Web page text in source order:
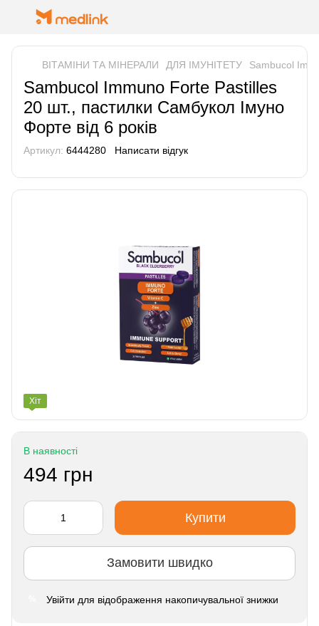
ВІТАМІНИ ТА МІНЕРАЛИ ДЛЯ ІМУНІТЕТУ Sambucol
Sambucol Immuno Forte Pastilles
20 шт., пастилки Самбукол Імуно
Форте від 6 років
Артикул: 6444280 Написати відгук
Хіт
В наявності
494 грн
Купити
Замовити швидко
Увійти для відображення накопичувальної знижки